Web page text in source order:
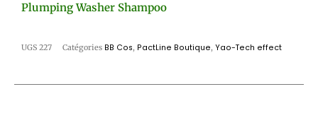
Plumping Washer Shampoo
UGS 227 Catégories BB Cos, PactLine Boutique, Yao-Tech effect